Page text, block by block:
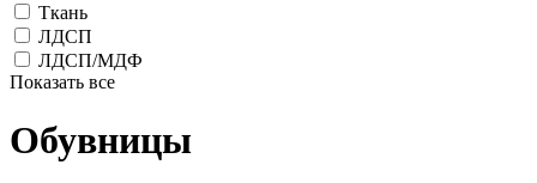
Ткань
ЛДСП
ЛДСП/МДФ
Показать все
Обувницы